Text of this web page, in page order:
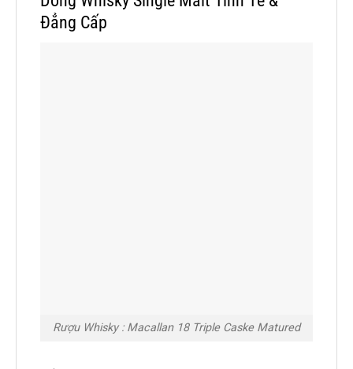
Đẳng Cấp
Rượu Whisky : Macallan 18 Triple Caske Matured